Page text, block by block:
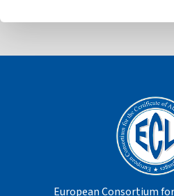
European Consortium